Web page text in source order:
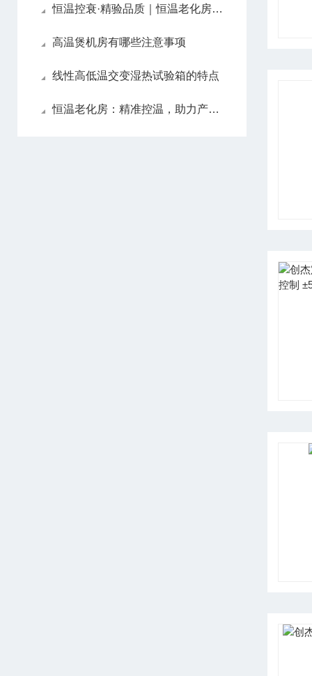
恒温控衰·精验品质｜恒温老化房，筑牢产品可靠性壁垒
高温煲机房有哪些注意事项
线性高低温交变湿热试验箱的特点
恒温老化房：精准控温，助力产品可靠性提升